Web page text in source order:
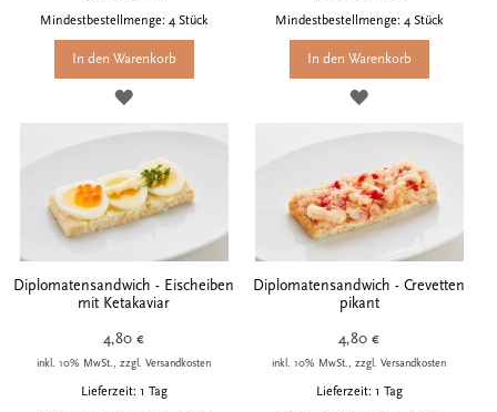
Mindestbestellmenge: 4 Stück
In den Warenkorb
ZUR
WUNSCHLISTE
HINZUFÜGEN
Mindestbestellmenge: 4 Stück
In den Warenkorb
ZUR
WUNSCHLISTE
HINZUFÜGEN
Diplomatensandwich - Eischeiben
mit Ketakaviar
4,80 €
inkl. 10% MwSt., zzgl. Versandkosten
Lieferzeit: 1 Tag
Diplomatensandwich - Crevetten
pikant
4,80 €
inkl. 10% MwSt., zzgl. Versandkosten
Lieferzeit: 1 Tag